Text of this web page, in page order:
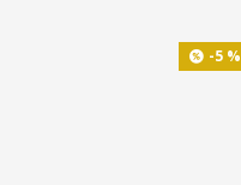
-5 %